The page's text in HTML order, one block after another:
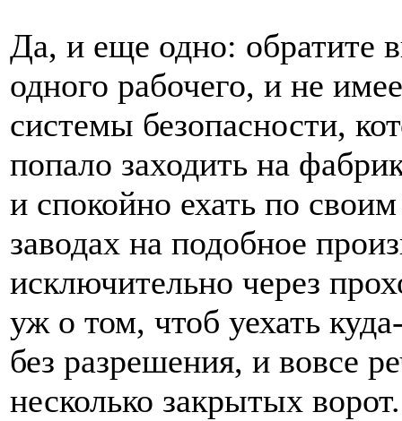
Да, и еще одно: обратите
одного рабочего, и не
системы безопасности,
попало заходить на
и спокойно ехать по
заводах на подобное
исключительно через
уж о том, чтоб уехать
без разрешения, и вовсе
несколько закрытых